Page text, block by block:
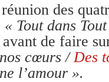
des
« Tout dans
avant de faire
cœurs / Des
l’amour ».